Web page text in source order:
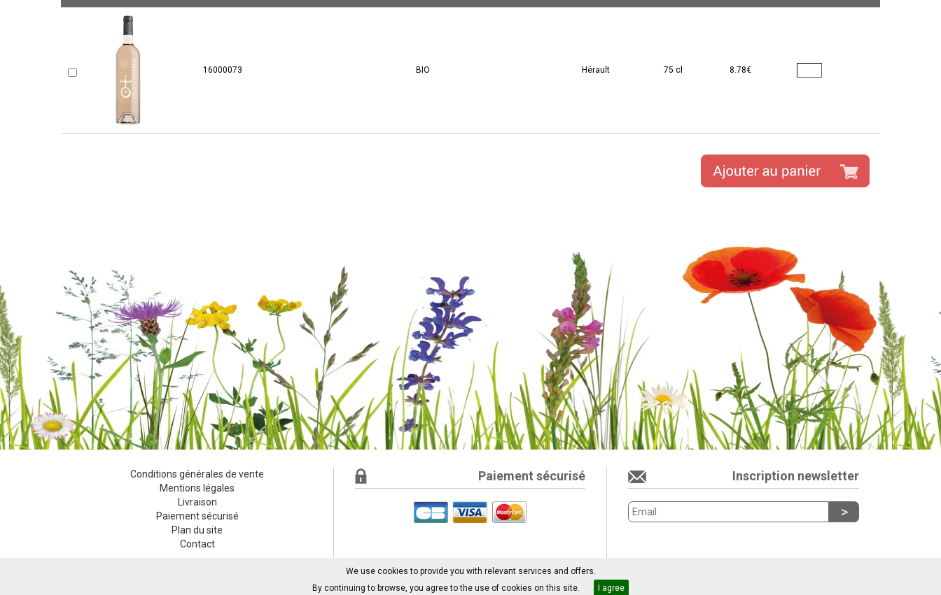
We use cookies to provide you with relevant services and offers.
By continuing to browse, you agree to the use of cookies on this site.
I agree
16000073 BIO Hérault 75 cl 8.78€
Conditions générales de vente
Mentions légales
Livraison
Paiement sécurisé
Plan du site
Contact
Paiement sécurisé Inscription newsletter